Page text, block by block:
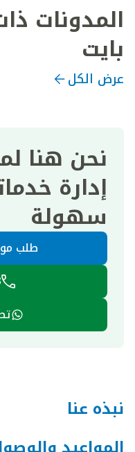
المدونات
بايت
عرض الكل
نحن هنا
إدارة
سهولة
طلب
نبذه عنا